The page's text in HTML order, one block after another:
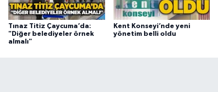
Tınaz Titiz Çaycuma’da:
"Diğer belediyeler örnek
almalı"
Kent Konseyi’nde yeni
yönetim belli oldu